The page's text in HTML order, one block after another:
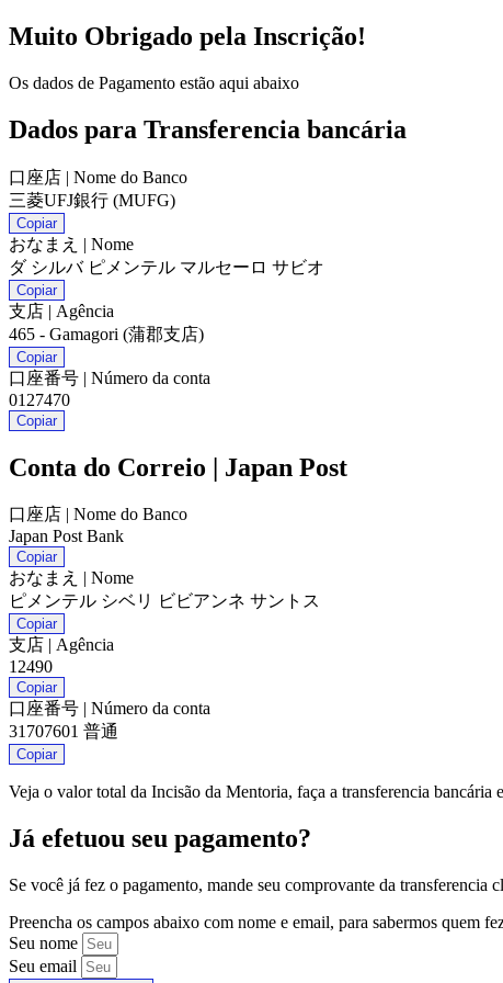
Muito Obrigado pela Inscrição!
Os dados de Pagamento estão aqui abaixo
Dados para Transferencia bancária
口座店 | Nome do Banco
三菱UFJ銀行 (MUFG)
Copiar
おなまえ | Nome
ダ シルバ ピメンテル マルセーロ サビオ
Copiar
支店 | Agência
465 - Gamagori (蒲郡支店)
Copiar
口座番号 | Número da conta
0127470
Copiar
Conta do Correio | Japan Post
口座店 | Nome do Banco
Japan Post Bank
Copiar
おなまえ | Nome
ピメンテル シベリ ビビアンネ サントス
Copiar
支店 | Agência
12490
Copiar
口座番号 | Número da conta
31707601 普通
Copiar
Veja o valor total da Incisão da Mentoria, faça a transferencia
Já efetuou seu pagamento?
Se você já fez o pagamento, mande seu comprovante da transferencia
Preencha os campos abaixo com nome e email, para sabermos quem
Seu nome
Seu email